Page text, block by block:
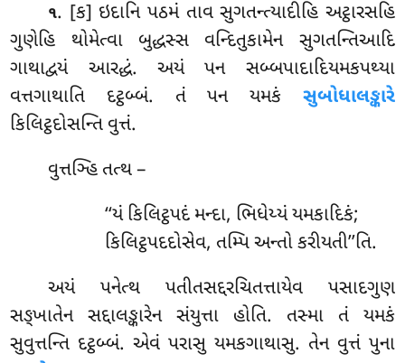
૧. [ક] ઇદાનિ પઠમં તાવ સુગતન્ત્યાદીહિ અટ્ઠારસહિ
ગુણેહિ થોમેત્વા બુદ્ધસ્સ વન્દિતુકામેન સુગતન્તિઆદિ
ગાથાદ્વયં આરદ્ધં. અયં પન સબ્બપાદાદિયમકપથ્યા
વત્તગાથાતિ દટ્ઠબ્બં. તં પન યમકં સુબોધાલઙ્કારે
કિલિટ્ઠદોસન્તિ વુત્તં.
વુત્તઞ્હિ તત્થ –
‘‘યં કિલિટ્ઠપદં મન્દા, ભિધેય્યં યમકાદિકં;
કિલિટ્ઠપદદોસેવ, તમ્પિ અન્તો કરીયતી’’તિ.
અયં પનેત્થ પતીતસદ્દરચિતત્તાયેવ પસાદગુણ
સઙ્ખાતેન સદ્દાલઙ્કારેન સંયુત્તા હોતિ. તસ્મા તં યમકં
સુવુત્તન્તિ દટ્ઠબ્બં. એવં પરાસુ યમકગાથાસુ. તેન વુત્તં પુના